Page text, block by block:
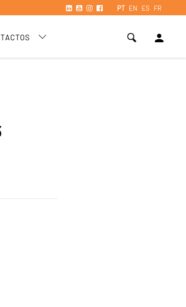
PT EN ES FR
person